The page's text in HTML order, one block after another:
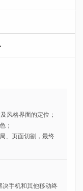
风格界面的定位；
；
、页面切割，最终
手机和其他移动终